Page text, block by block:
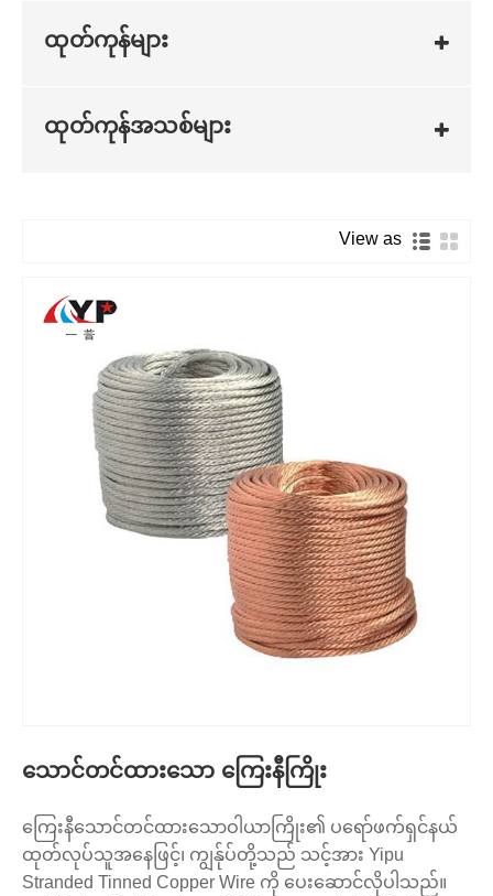
ထုတ်ကုန်များ
ထုတ်ကုန်အသစ်များ
View as
သောင်တင်ထားသော ကြေးနီကြိုး
ကြေးနီသောင်တင်ထားသောဝါယာကြိုး၏ ပရော်ဖက်ရှင်နယ်
ထုတ်လုပ်သူအနေဖြင့်၊ ကျွန်ုပ်တို့သည် သင့်အား Yipu
Stranded Tinned Copper Wire ကို ပေးဆောင်လိုပါသည်။